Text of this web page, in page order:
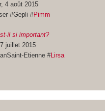
4 août 2015
#Gepli #Pimm
il si important?
juillet 2015
Etienne #Lirsa